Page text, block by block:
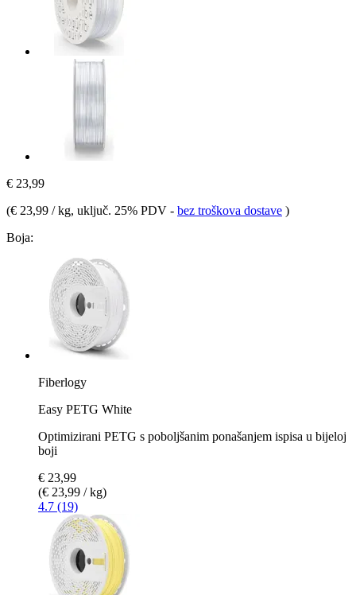
€ 23,99
(€ 23,99 / kg, uključ. 25% PDV - bez troškova dostave )
Boja:
Fiberlogy
Easy PETG White
Optimizirani PETG s poboljšanim ponašanjem ispisa u bijeloj
boji
€ 23,99
(€ 23,99 / kg)
4.7 (19)